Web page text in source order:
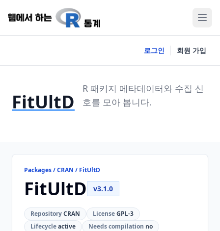
로그인 회원 가입
FitUltD
R 패키지 메타데이터와 수집 신
호를 모아 봅니다.
Packages / CRAN / FitUltD
FitUltD v3.1.0
RepositoryCRAN LicenseGPL-3
Lifecycleactive Needs compilation no